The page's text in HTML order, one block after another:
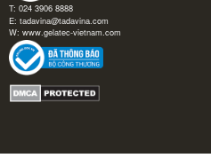
T: 024 3906 8888
E: tadavina@tadavina.com
W: www.gelatec-vietnam.com